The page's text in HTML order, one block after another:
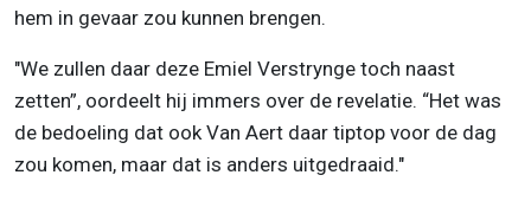
hem in gevaar zou kunnen brengen.
"We zullen daar deze Emiel Verstrynge toch naast
zetten”, oordeelt hij immers over de revelatie. “Het was
de bedoeling dat ook Van Aert daar tiptop voor de dag
zou komen, maar dat is anders uitgedraaid."